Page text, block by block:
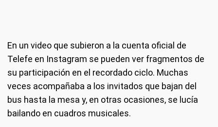
En un video que subieron a la cuenta oficial de
Telefe en Instagram se pueden ver fragmentos de
su participación en el recordado ciclo. Muchas
veces acompañaba a los invitados que bajan del
bus hasta la mesa y, en otras ocasiones, se lucía
bailando en cuadros musicales.